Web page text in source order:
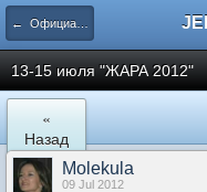
← Официальные клубные мероприятия
13-15 июля "ЖАРА 2012"
«
Назад
Molekula
09 Jul 2012